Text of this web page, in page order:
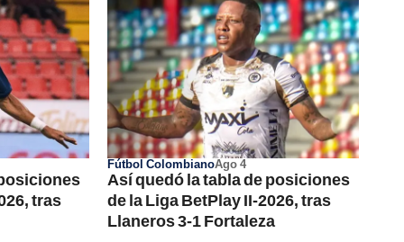
tras
Fútbol ColombianoAgo 4
Así quedó la tabla de posiciones
de la Liga BetPlay II-2026, tras
Llaneros 3-1 Fortaleza